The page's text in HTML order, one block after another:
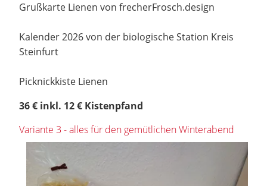
Grußkarte Lienen von frecherFrosch.design
Kalender 2026 von der biologische Station Kreis
Steinfurt
Picknickkiste Lienen
36 € inkl. 12 € Kistenpfand
Variante 3 - alles für den gemütlichen Winterabend